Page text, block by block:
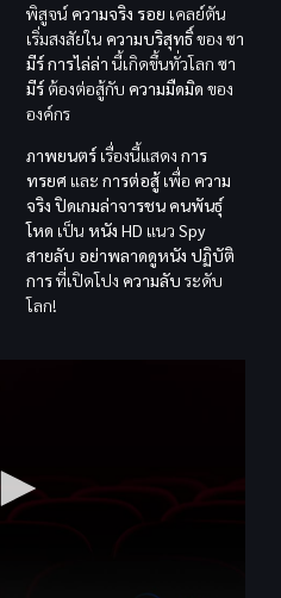
พิสูจน์ความจริง รอย เคลย์ตัน
เริ่มสงสัยใน ความบริสุทธิ์ของ ซา
มีร์การไล่ล่า นี้เกิดขึ้นทั่วโลก ซา
มีร์ ต้องต่อสู้กับ ความมืดมิด ของ
องค์กร
ภาพยนตร์ เรื่องนี้แสดง การ
ทรยศ และ การต่อสู้เพื่อ ความ
จริง ปิดเกมล่าจารชน คนพันธุ์
โหด เป็น หนัง HD แนว Spy
สายลับ อย่าพลาดดูหนัง ปฏิบัติ
การที่เปิดโปง ความลับ ระดับ
โลก!